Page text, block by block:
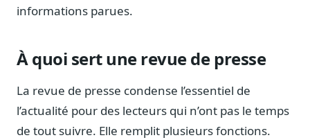
Affaires publiques
Affaires réglementaires
informations parues.
À quoi sert une revue de presse
La revue de presse condense l’essentiel de
l’actualité pour des lecteurs qui n’ont pas le temps
de tout suivre. Elle remplit plusieurs fonctions.